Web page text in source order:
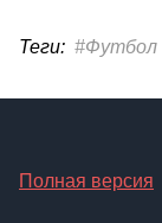
Теги: #Футбол
Полная версия